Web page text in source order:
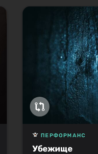
Убежище
ПЕРФОРМАНС